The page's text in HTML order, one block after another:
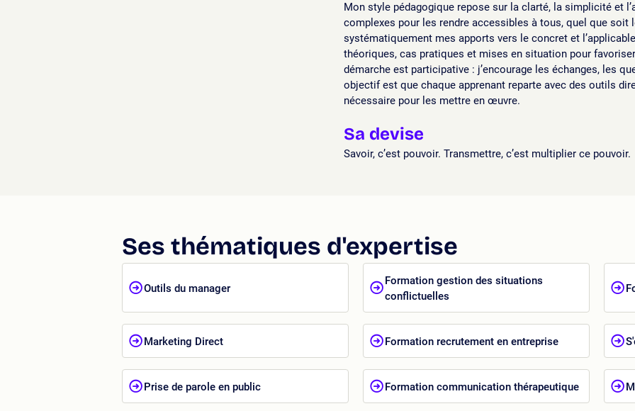
Mon style pédagogique repose sur la clarté, la simplicité et
complexes pour les rendre accessibles à tous, quel que soit
systématiquement mes apports vers le concret et
théoriques, cas pratiques et mises en situation pour
démarche est participative : j’encourage les échanges, les
objectif est que chaque apprenant reparte avec des outils
nécessaire pour les mettre en œuvre.
Sa devise
Savoir, c’est pouvoir. Transmettre, c’est multiplier ce pouvoir.
Ses thématiques d'expertise
Outils du manager
Formation gestion des situations
conflictuelles
Marketing Direct Formation recrutement en entreprise
Prise de parole en public Formation communication thérapeutique